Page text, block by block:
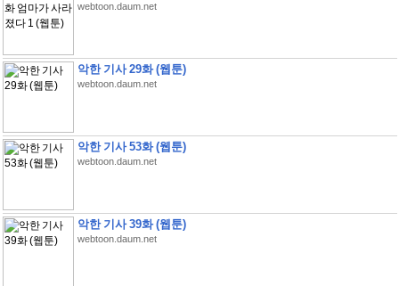
webtoon.daum.net
악한 기사 29화 (웹툰)
webtoon.daum.net
악한 기사 53화 (웹툰)
webtoon.daum.net
악한 기사 39화 (웹툰)
webtoon.daum.net